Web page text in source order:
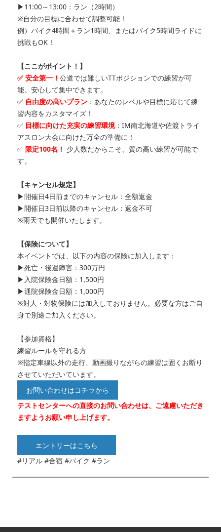
▶11:00～13:00：ラン（2時間）
※自分の目標に合わせて調整可能！
例）バイク4時間＋ラン1時間、またはバイク5時間ライドに
挑戦もOK！
【ここがポイント！】
✅ 安全第一！ 公道では難しいTTポジションでの練習が可
能。安心して集中できます。
✅ 自由度の高いプラン：あなたのレベルや目標に応じて練
習内容をカスタマイズ！
✅目標に向けた充実の練習環境：IM南北海道や佐渡トライ
アスロン大会に向けた万全の準備に！
✅ 限定100名！ 少人数だからこそ、質の高い練習が可能で
す。
【キャンセル規定】
▶開催日4日前までのキャンセル：全額返金
▶開催日3日前以降のキャンセル：返金不可
※雨天でも開催いたします。
【保険について】
本イベントでは、以下の内容の保険に加入します：
▶死亡・後遺障害：300万円
▶入院保険金日額：1,500円
▶通院保険金日額：1,000円
※対人・対物保険には加入しておりません。必要な方はご自
身で別途ご加入ください。
【参加資格】
練習ルールを守れる方
※指定車線以外の走行、動画撮りながらの練習は固くお断り
させていただいています。
お問い合わせはコチラから
テストセンターへの直接のお問い合わせは、ご遠慮いただき
ますようお願い申し上げます。
エントリーはこちら
#リアル #合宿 #バイク #ラン